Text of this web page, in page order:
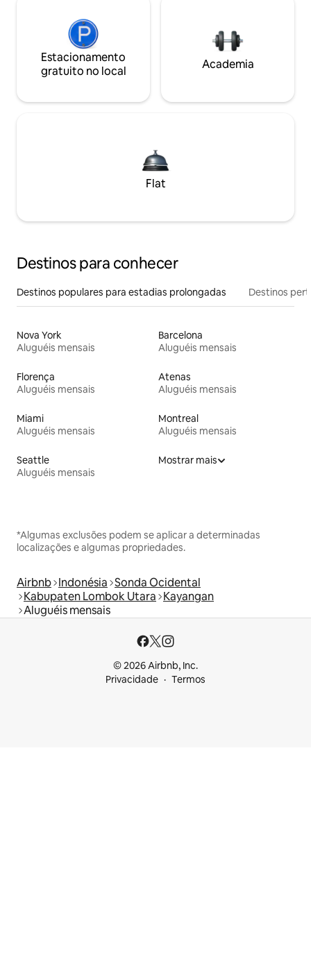
Estacionamento
gratuito no local
Academia
Flat
Destinos para conhecer
Destinos populares para estadias prolongadas Destinos
Nova York
Aluguéis mensais
Barcelona
Aluguéis mensais
Florença
Aluguéis mensais
Atenas
Aluguéis mensais
Miami
Aluguéis mensais
Montreal
Aluguéis mensais
Seattle
Aluguéis mensais
Mostrar mais
*Algumas exclusões podem se aplicar a determinadas
localizações e algumas propriedades.
Airbnb Indonésia Sonda Ocidental
Kabupaten Lombok Utara Kayangan
Aluguéis mensais
© 2026 Airbnb, Inc.
Privacidade
Termos